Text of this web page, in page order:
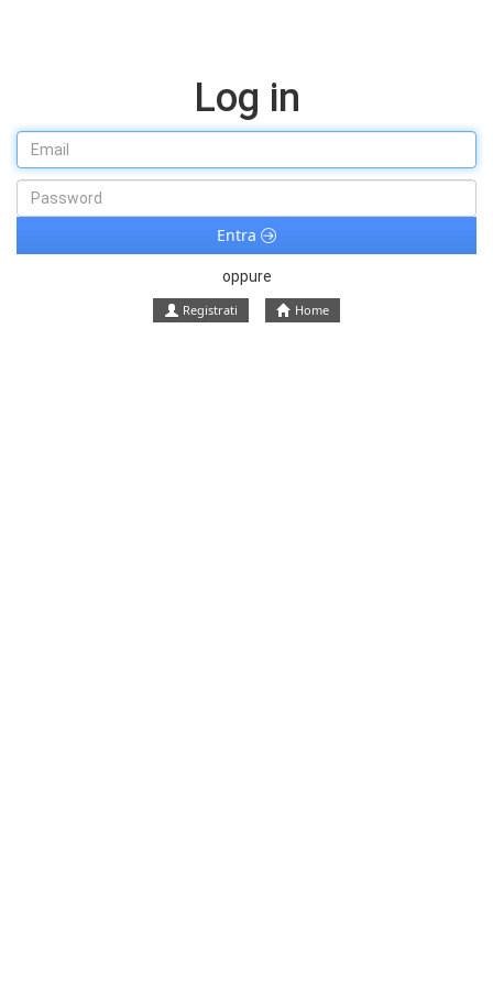
Log in
Entra
oppure
Registrati Home